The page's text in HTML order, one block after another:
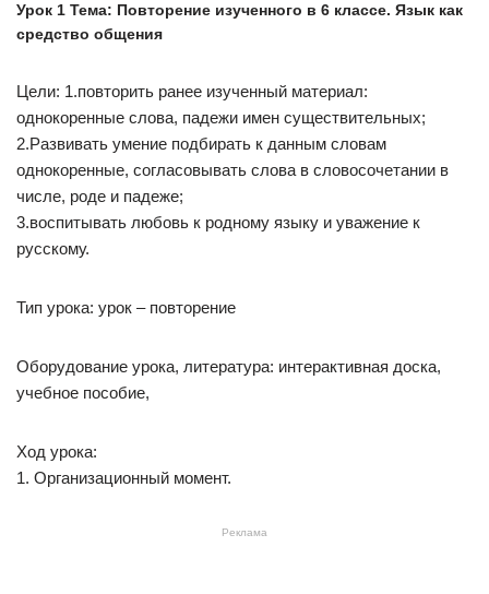
Урок 1 Тема: Повторение изученного в 6 классе. Язык как
средство общения
Цели: 1.повторить ранее изученный материал:
однокоренные слова, падежи имен существительных;
2.Развивать умение подбирать к данным словам
однокоренные, согласовывать слова в словосочетании в
числе, роде и падеже;
3.воспитывать любовь к родному языку и уважение к
русскому.
Тип урока: урок – повторение
Оборудование урока, литература: интерактивная доска,
учебное пособие,
Ход урока:
1. Организационный момент.
Реклама